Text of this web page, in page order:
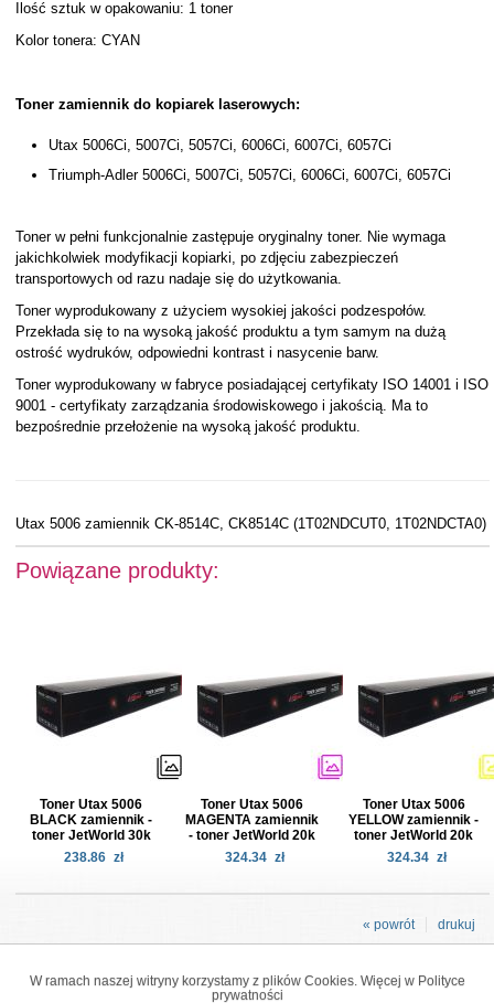
Ilość sztuk w opakowaniu: 1 toner
Kolor tonera: CYAN
Toner zamiennik do kopiarek laserowych:
Utax 5006Ci, 5007Ci, 5057Ci, 6006Ci, 6007Ci, 6057Ci
Triumph-Adler 5006Ci, 5007Ci, 5057Ci, 6006Ci, 6007Ci, 6057Ci
Toner w pełni funkcjonalnie zastępuje oryginalny toner. Nie wymaga
jakichkolwiek modyfikacji kopiarki, po zdjęciu zabezpieczeń
transportowych od razu nadaje się do użytkowania.
Toner wyprodukowany z użyciem wysokiej jakości podzespołów.
Przekłada się to na wysoką jakość produktu a tym samym na dużą
ostrość wydruków, odpowiedni kontrast i nasycenie barw.
Toner wyprodukowany w fabryce posiadającej certyfikaty ISO 14001 i ISO
9001 - certyfikaty zarządzania środowiskowego i jakością. Ma to
bezpośrednie przełożenie na wysoką jakość produktu.
Utax 5006 zamiennik CK-8514C, CK8514C (1T02NDCUT0, 1T02NDCTA0)
Powiązane produkty:
Toner Utax 5006
BLACK zamiennik -
toner JetWorld 30k
238.86 zł
Toner Utax 5006
MAGENTA zamiennik
- toner JetWorld 20k
324.34 zł
Toner Utax 5006
YELLOW zamiennik -
toner JetWorld 20k
324.34 zł
drukuj
« powrót
W ramach naszej witryny korzystamy z plików Cookies. Więcej w Polityce
prywatności